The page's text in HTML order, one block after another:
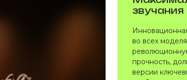
звучания
во всех
прочность,
версии